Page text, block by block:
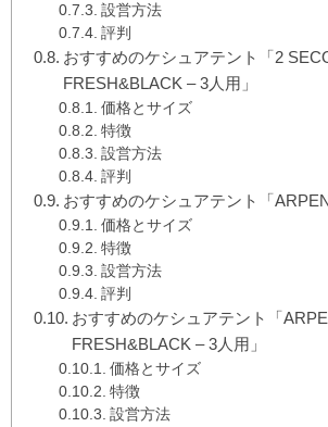
設営方法
評判
おすすめのケシュアテント「2
FRESH&BLACK – 3人用」
価格とサイズ
特徴
設営方法
評判
おすすめのケシュアテント「
価格とサイズ
特徴
設営方法
評判
おすすめのケシュアテント「
FRESH&BLACK – 3人用」
価格とサイズ
特徴
設営方法